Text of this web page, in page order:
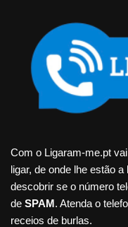
Com o Ligaram-me.pt
ligar, de onde lhe estão
descobrir se o número
de SPAM. Atenda o
receios de burlas.